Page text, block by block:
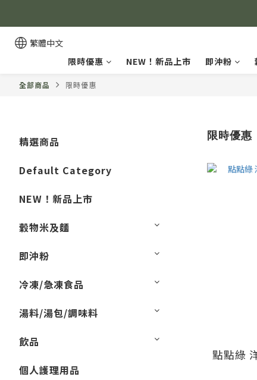
繁體中文
限時優惠
NEW！新品上市 即沖粉
全部商品 限時優惠
精選商品
Default Category
NEW！新品上市
穀物米及麵
即沖粉
冷凍/急凍食品
湯料/湯包/調味料
飲品
個人護理用品
限時優惠
點點綠